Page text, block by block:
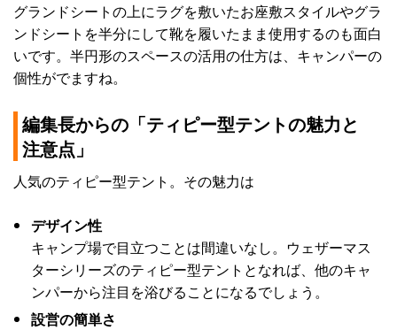
グランドシートの上にラグを敷いたお座敷スタイルやグラ
ンドシートを半分にして靴を履いたまま使用するのも面白
いです。半円形のスペースの活用の仕方は、キャンパーの
個性がでますね。
編集長からの「ティピー型テントの魅力と
注意点」
人気のティピー型テント。その魅力は
デザイン性
キャンプ場で目立つことは間違いなし。ウェザーマス
ターシリーズのティピー型テントとなれば、他のキャ
ンパーから注目を浴びることになるでしょう。
設営の簡単さ